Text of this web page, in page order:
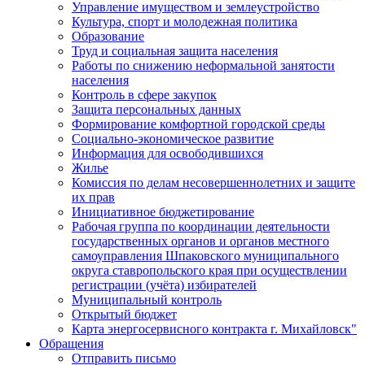
Управление имуществом и землеустройство
Культура, спорт и молодежная политика
Образование
Труд и социальная защита населения
Работы по снижению неформальной занятости
населения
Контроль в сфере закупок
Защита персональных данных
Формирование комфортной городской среды
Социально-экономическое развитие
Информация для освободившихся
Жилье
Комиссия по делам несовершеннолетних и защите
их прав
Инициативное бюджетирование
Рабочая группа по координации деятельности
государственных органов и органов местного
самоуправления Шпаковского муниципального
округа ставропольского края при осуществлении
регистрации (учёта) избирателей
Муниципальный контроль
Открытый бюджет
Карта энергосервисного контракта г. Михайловск"
Обращения
Отправить письмо